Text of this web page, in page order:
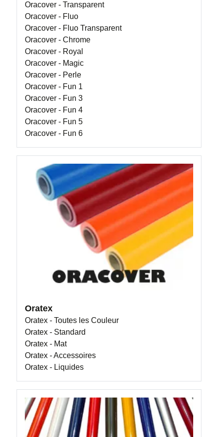
Oracover - Transparent
Oracover - Fluo
Oracover - Fluo Transparent
Oracover - Chrome
Oracover - Royal
Oracover - Magic
Oracover - Perle
Oracover - Fun 1
Oracover - Fun 3
Oracover - Fun 4
Oracover - Fun 5
Oracover - Fun 6
Oratex
Oratex - Toutes les Couleur
Oratex - Standard
Oratex - Mat
Oratex - Accessoires
Oratex - Liquides